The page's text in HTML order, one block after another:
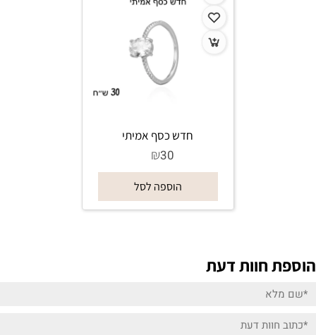
חדש כסף אמיתי
₪30
הוספה לסל
הוספת חוות דעת